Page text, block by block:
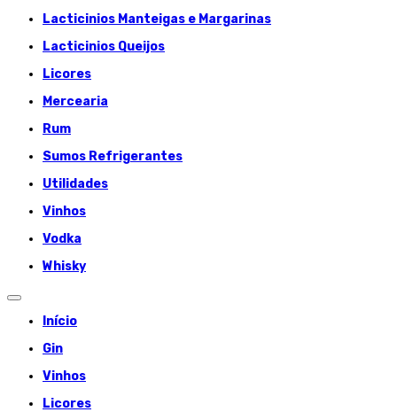
Lacticinios Manteigas e Margarinas
Lacticinios Queijos
Licores
Mercearia
Rum
Sumos Refrigerantes
Utilidades
Vinhos
Vodka
Whisky
Início
Gin
Vinhos
Licores